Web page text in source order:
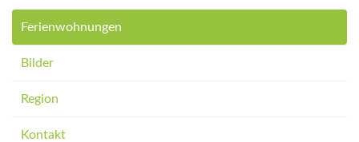
Ferienwohnungen
Bilder
Region
Kontakt